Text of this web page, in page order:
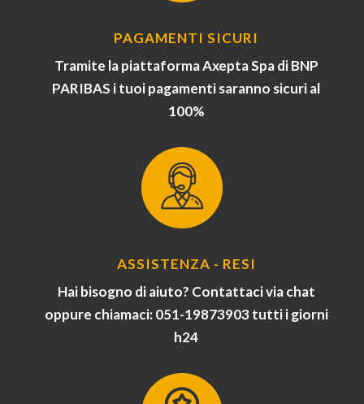
PAGAMENTI SICURI
Tramite la piattaforma Axepta Spa di BNP
PARIBAS i tuoi pagamenti saranno sicuri al
100%
ASSISTENZA - RESI
Hai bisogno di aiuto? Contattaci via chat
oppure chiamaci: 051-19873903 tutti i giorni
h24